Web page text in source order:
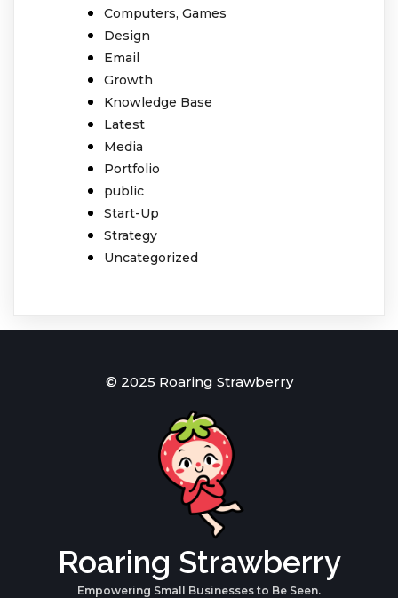
Computers, Games
Design
Email
Growth
Knowledge Base
Latest
Media
Portfolio
public
Start-Up
Strategy
Uncategorized
© 2025 Roaring Strawberry
Roaring Strawberry
Empowering Small Businesses to Be Seen.